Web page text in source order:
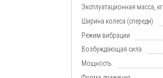
Эксплуатационная масса, кг
Ширина колеса (спереди)
Режим вибрации
Возбуждающая сила
Мощность